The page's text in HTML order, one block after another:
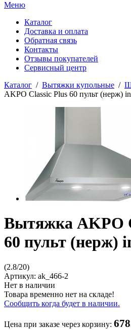
Меню
Каталог
Доставка и оплата
Обратная связь
Контакты
Отзывы покупателей
Сервисный центр
Каталог / Вытяжки купольные /
AKPO Classic Plus 60 пульт (нерж)
Вытяжка AKPO
60 пульт (нерж)
(2.8/20)
Артикул: ak_466-2
Нет в наличии
Товара временно нет на складе!
Сообщить когда будет в наличии.
Цена при заказе через корзину: